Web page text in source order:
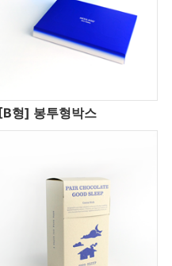
[B형] 봉투형박스